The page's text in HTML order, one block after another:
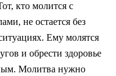
кто молится с
не остается без
Ему молятся
и обрести здоровье
Молитва нужно